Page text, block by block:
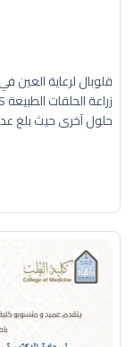
حلول آخرى حيث بلغ عدد